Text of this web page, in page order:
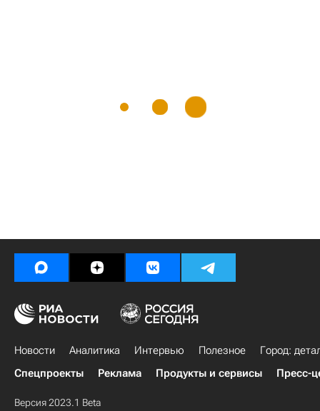
Новости Аналитика Интервью Полезное
Город:
Спецпроекты
Реклама Продукты и сервисы Пресс-
Версия 2023.1 Beta